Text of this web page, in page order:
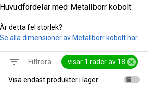
Huvudfördelar med Metallborr kobolt:
Är detta fel storlek?
Se alla dimensioner av Metallborr kobolt här.
filter_list Filtrera visar 1 rader av 18 cancel
Visa endast produkter i lager inventory